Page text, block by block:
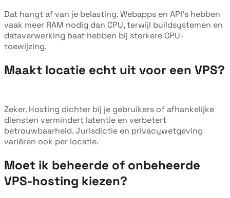
Dat hangt af van je belasting. Webapps en API's hebben
vaak meer RAM nodig dan CPU, terwijl buildsystemen en
dataverwerking baat hebben bij sterkere CPU-
toewijzing.
Maakt locatie echt uit voor een VPS?
Zeker. Hosting dichter bij je gebruikers of afhankelijke
diensten vermindert latentie en verbetert
betrouwbaarheid. Jurisdictie en privacywetgeving
variëren ook per locatie.
Moet ik beheerde of onbeheerde
VPS-hosting kiezen?